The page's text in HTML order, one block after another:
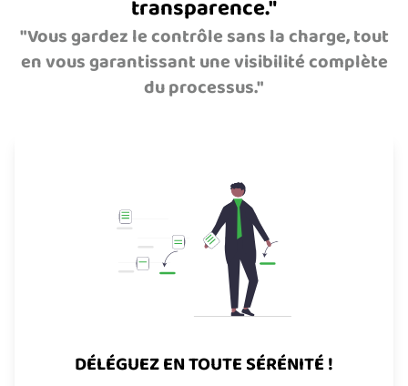
transparence."
"Vous gardez le contrôle sans la charge, tout
en vous garantissant une visibilité complète
du processus."
DÉLÉGUEZ EN TOUTE SÉRÉNITÉ !